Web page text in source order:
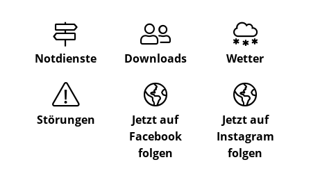
Notdienste Downloads Wetter
Störungen
Jetzt auf
Facebook
folgen
Jetzt auf
Instagram
folgen